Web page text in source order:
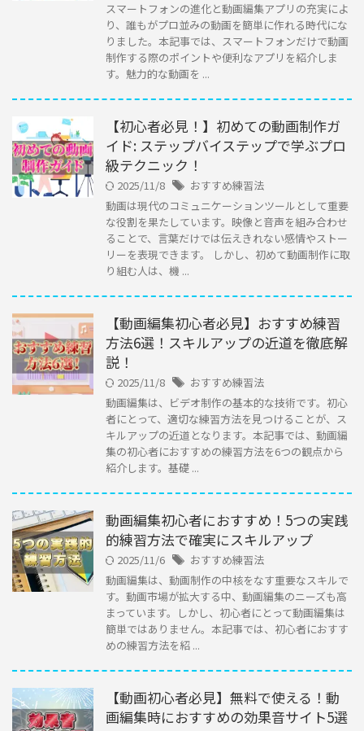
スマートフォンの進化と動画編集アプリの充実によ
り、誰もがプロ並みの動画を簡単に作れる時代にな
りました。本記事では、スマートフォンだけで動画
制作する際のポイントや便利なアプリを紹介しま
す。魅力的な動画を ...
【初心者必見！】初めての動画制作ガ
イド: ステップバイステップで学ぶプロ
級テクニック！
2025/11/8
おすすめ練習法
動画は現代のコミュニケーションツールとして重要
な役割を果たしています。映像と音声を組み合わせ
ることで、言葉だけでは伝えきれない感情やストー
リーを表現できます。 しかし、初めて動画制作に取
り組む人は、機 ...
【動画編集初心者必見】おすすめ練習
方法6選！スキルアップの近道を徹底解
説！
2025/11/8
おすすめ練習法
動画編集は、ビデオ制作の基本的な技術です。初心
者にとって、適切な練習方法を見つけることが、ス
キルアップの近道となります。本記事では、動画編
集の初心者におすすめの練習方法を6つの観点から
紹介します。基礎 ...
動画編集初心者におすすめ！5つの実践
的練習方法で確実にスキルアップ
2025/11/6
おすすめ練習法
動画編集は、動画制作の中核をなす重要なスキルで
す。動画市場が拡大する中、動画編集のニーズも高
まっています。しかし、初心者にとって動画編集は
簡単ではありません。本記事では、初心者におすす
めの練習方法を紹 ...
【動画初心者必見】無料で使える！動
画編集時におすすめの効果音サイト5選